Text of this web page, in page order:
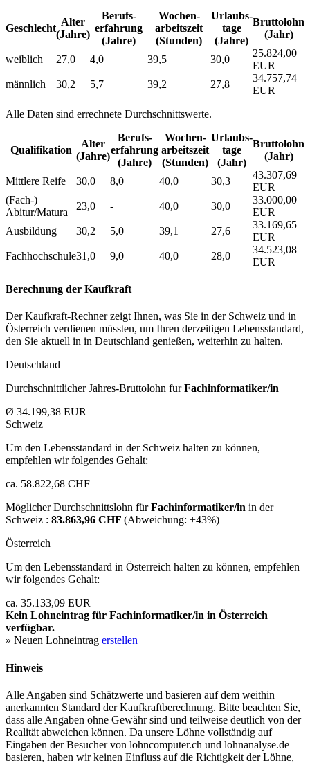
Geschlecht
Alter
(Jahre)
Berufs­
erfahrung
(Jahre)
Wochen­
arbeitszeit
(Stunden)
Urlaubs­
tage
(Jahre)
Bruttolohn
(Jahr)
weiblich 27,0 4,0 39,5 30,0
25.824,00
EUR
männlich
30,2 5,7 39,2 27,8
34.757,74
EUR
Alle Daten sind errechnete Durchschnittswerte.
Qualifikation
Alter
(Jahre)
Berufs­
erfahrung
(Jahre)
Wochen­
arbeitszeit
(Stunden)
Urlaubs­
tage
(Jahr)
Bruttolohn
(Jahr)
Mittlere Reife 30,0 8,0 40,0 30,3
43.307,69
EUR
(Fach-)
Abitur/Matura
23,0 - 40,0 30,0
33.000,00
EUR
Ausbildung
30,2 5,0 39,1 27,6
33.169,65
EUR
Fachhochschule31,0 9,0 40,0 28,0
34.523,08
EUR
Berechnung der Kaufkraft
Der Kaufkraft-Rechner zeigt Ihnen, was Sie in der Schweiz und in
Österreich verdienen müssten, um Ihren derzeitigen Lebensstandard,
den Sie aktuell in in Deutschland genießen, weiterhin zu halten.
Deutschland
Durchschnittlicher Jahres-Bruttolohn furFachinformatiker/in
Ø 34.199,38 EUR
Schweiz
Um den Lebensstandard in der Schweiz halten zu können,
empfehlen wir folgendes Gehalt:
ca. 58.822,68 CHF
Möglicher Durchschnittslohn fürFachinformatiker/in in der
Schweiz : 83.863,96 CHF (Abweichung: +43%)
Österreich
Um den Lebensstandard in Österreich halten zu können, empfehlen
wir folgendes Gehalt:
ca. 35.133,09 EUR
Kein Lohneintrag für Fachinformatiker/in in Österreich
verfügbar.
» Neuen Lohneintrag erstellen
Hinweis
Alle Angaben sind Schätzwerte und basieren auf dem weithin
anerkannten Standard der Kaufkraftberechnung. Bitte beachten Sie,
dass alle Angaben ohne Gewähr sind und teilweise deutlich von der
Realität abweichen können. Da unsere Löhne vollständig auf
Eingaben der Besucher von lohncomputer.ch und lohnanalyse.de
basieren, haben wir keinen Einfluss auf die Richtigkeit der Löhne,